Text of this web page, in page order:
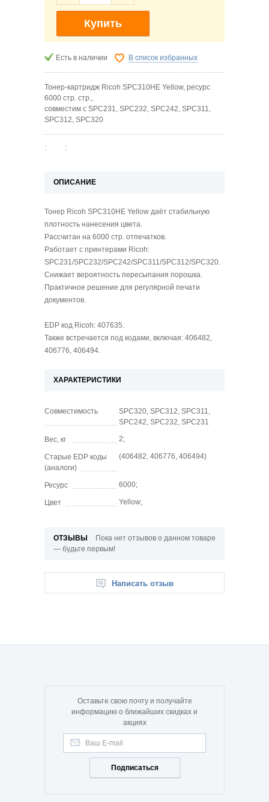
Купить
Есть в наличии В список избранных
Тонер-картридж Ricoh SPC310HE Yellow, ресурс
6000 стр. стр.,
совместим с SPC231, SPC232, SPC242, SPC311,
SPC312, SPC320
: :
ОПИСАНИЕ
Тонер Ricoh SPC310HE Yellow даёт стабильную
плотность нанесения цвета.
Рассчитан на 6000 стр. отпечатков.
Работает с принтерами Ricoh:
SPC231/SPC232/SPC242/SPC311/SPC312/SPC320.
Снижает вероятность пересыпания порошка.
Практичное решение для регулярной печати
документов.
EDP код Ricoh: 407635.
Также встречается под кодами, включая: 406482,
406776, 406494.
ХАРАКТЕРИСТИКИ
Совместимость
SPC320, SPC312, SPC311,
SPC242, SPC232, SPC231
Вес, кг 2;
Старые EDP коды
(аналоги)
(406482, 406776, 406494)
Ресурс 6000;
Цвет Yellow;
ОТЗЫВЫ
Пока нет отзывов о данном товаре
— будьте первым!
Написать отзыв
Оставьте свою почту и получайте
информацию о ближайших скидках и
акциях
Подписаться